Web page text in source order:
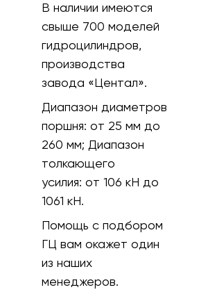
В наличии имеются
свыше 700 моделей
гидроцилиндров,
производства
завода «Центал».
Диапазон диаметров
поршня:от 25 мм до
260 мм; Диапазон
толкающего
усилия:от 106 кH до
1061 кН.
Помощь с подбором
ГЦ вам окажет один
из наших
менеджеров.